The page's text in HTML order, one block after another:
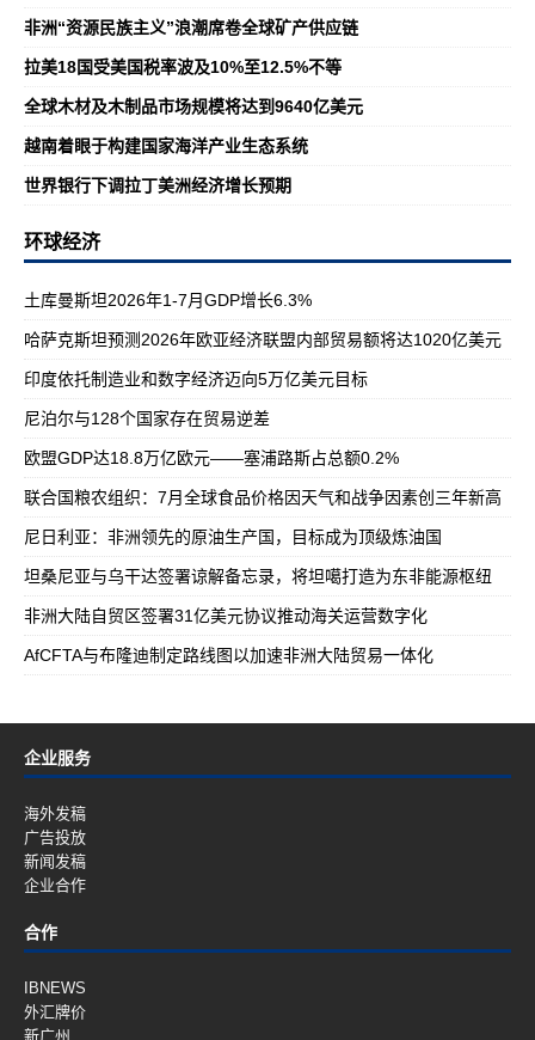
非洲“资源民族主义”浪潮席卷全球矿产供应链
拉美18国受美国税率波及10%至12.5%不等
全球木材及木制品市场规模将达到9640亿美元
越南着眼于构建国家海洋产业生态系统
世界银行下调拉丁美洲经济增长预期
环球经济
土库曼斯坦2026年1-7月GDP增长6.3%
哈萨克斯坦预测2026年欧亚经济联盟内部贸易额将达1020亿美元
印度依托制造业和数字经济迈向5万亿美元目标
尼泊尔与128个国家存在贸易逆差
欧盟GDP达18.8万亿欧元——塞浦路斯占总额0.2%
联合国粮农组织：7月全球食品价格因天气和战争因素创三年新高
尼日利亚：非洲领先的原油生产国，目标成为顶级炼油国
坦桑尼亚与乌干达签署谅解备忘录，将坦噶打造为东非能源枢纽
非洲大陆自贸区签署31亿美元协议推动海关运营数字化
AfCFTA与布隆迪制定路线图以加速非洲大陆贸易一体化
企业服务
海外发稿
广告投放
新闻发稿
企业合作
合作
IBNEWS
外汇牌价
新广州